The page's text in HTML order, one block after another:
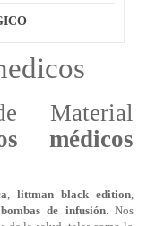
Material
médicos
,littman black edition,
bombas de infusión. Nos